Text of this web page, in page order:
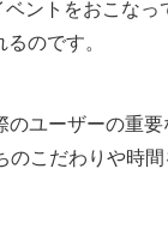
ントをおこな
のです。
ユーザーの重
こだわりや時